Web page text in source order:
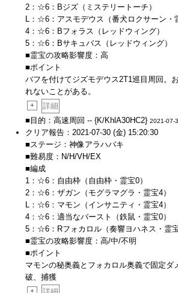
2：☆6：Bジズ（ミステリートーチ）
L：☆6：アスモデウス（番犬ロクサーン・
4：☆6：Bフォラス（レッドウィング）
5：☆6：Bサキュバス（レッドウィング）
■霊宝の攻略影響度：高
■ポイント
バフを付けてジズモデウス2T1巡目周回。
れないことがある。
+
詳細
■目的：高速周回 -- {K/KhlA30HC2} 2021-07-
クリア報告：2021-07-30 (金) 15:20:30
■ステージ：神像アラハバキ
■難易度：N/H/VH/EX
■編成
1：☆6：自由枠（自由枠・霊宝0）
2：☆6：ザガン（モグラマグラ・霊宝4）
L：☆6：マモン（インサニティ・霊宝4）
4：☆6：適当なバースト（鉄鼠・霊宝0）
5：☆6：Rフォカロル（奏響ヨハネス・霊宝
■霊宝の攻略影響度：高/中/不明
■ポイント
マモンの秘奥義とフォカロル奥義で固定ダ
破、捕獲
+